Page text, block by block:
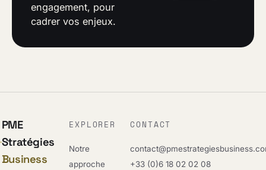
engagement, pour
cadrer vos enjeux.
PME
Stratégies
Business
EXPLORER
Notre
approche
CONTACT
+33 (0)6 18 02 02 08